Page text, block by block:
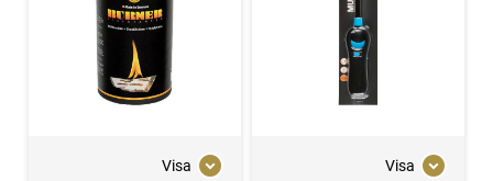
Visa Visa